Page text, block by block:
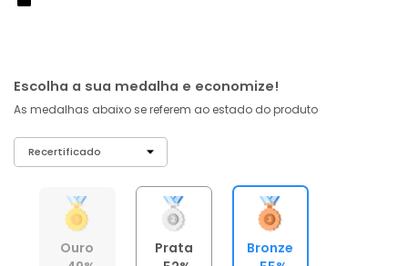
Escolha a sua medalha e economize!
As medalhas abaixo se referem ao estado do produto
Ouro
Prata
Bronze